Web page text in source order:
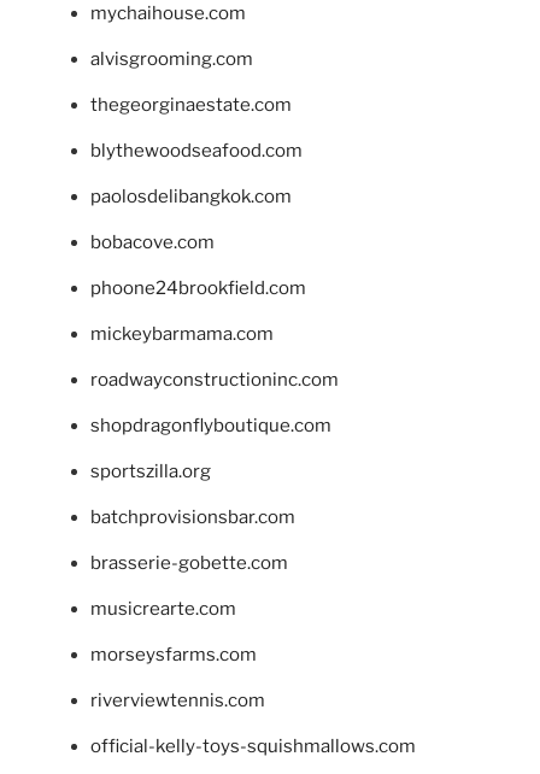
mychaihouse.com
alvisgrooming.com
thegeorginaestate.com
blythewoodseafood.com
paolosdelibangkok.com
bobacove.com
phoone24brookfield.com
mickeybarmama.com
roadwayconstructioninc.com
shopdragonflyboutique.com
sportszilla.org
batchprovisionsbar.com
brasserie-gobette.com
musicrearte.com
morseysfarms.com
riverviewtennis.com
official-kelly-toys-squishmallows.com